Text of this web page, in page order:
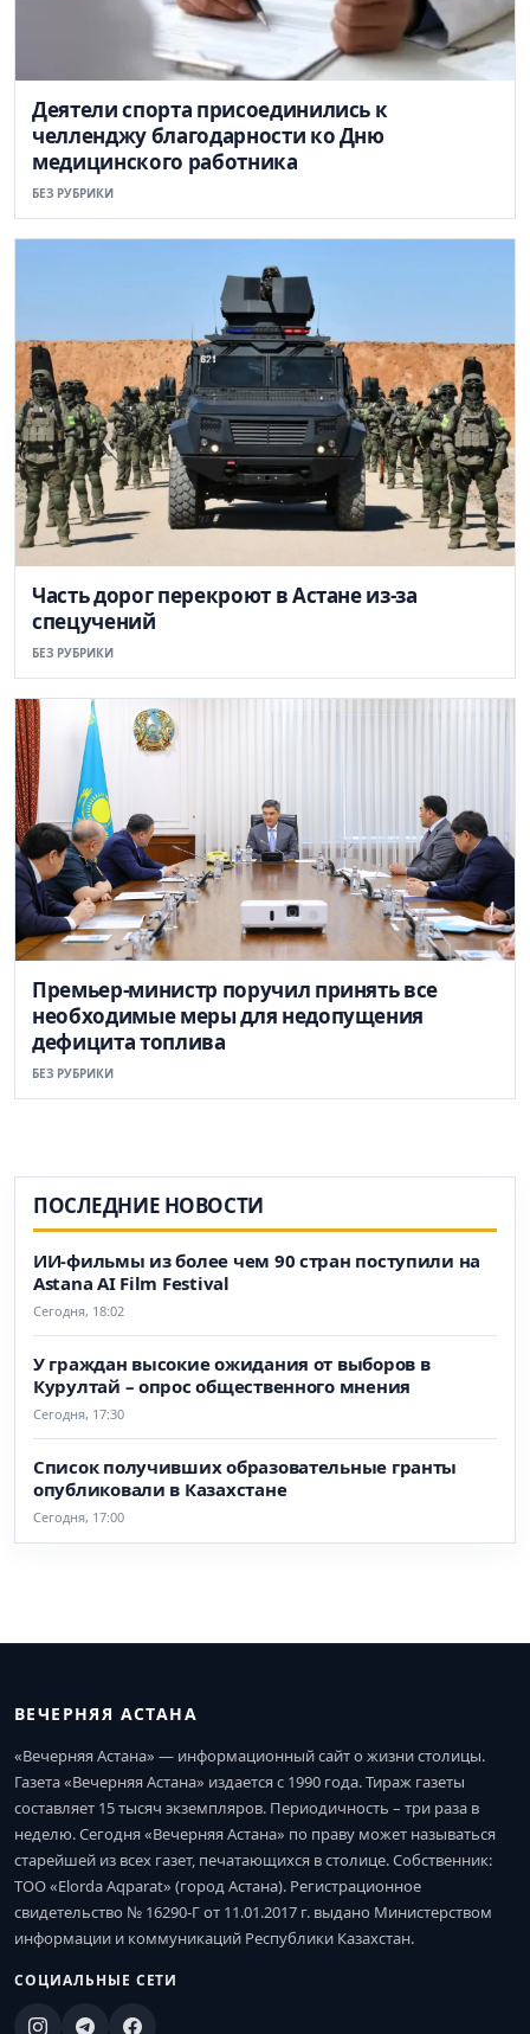
Деятели спорта присоединились к
челленджу благодарности ко Дню
медицинского работника
БЕЗ РУБРИКИ
Часть дорог перекроют в Астане из-за
спецучений
БЕЗ РУБРИКИ
Премьер-министр поручил принять все
необходимые меры для недопущения
дефицита топлива
БЕЗ РУБРИКИ
ПОСЛЕДНИЕ НОВОСТИ
ИИ-фильмы из более чем 90 стран поступили на
Astana AI Film Festival
Сегодня, 18:02
У граждан высокие ожидания от выборов в
Курултай – опрос общественного мнения
Сегодня, 17:30
Список получивших образовательные гранты
опубликовали в Казахстане
Сегодня, 17:00
ВЕЧЕРНЯЯ АСТАНА
«Вечерняя Астана» — информационный сайт о жизни столицы.
Газета «Вечерняя Астана» издается с 1990 года. Тираж газеты
составляет 15 тысяч экземпляров. Периодичность – три раза в
неделю. Сегодня «Вечерняя Астана» по праву может называться
старейшей из всех газет, печатающихся в столице. Собственник:
ТОО «Elorda Aqparat» (город Астана). Регистрационное
свидетельство № 16290-Г от 11.01.2017 г. выдано Министерством
информации и коммуникаций Республики Казахстан.
СОЦИАЛЬНЫЕ СЕТИ